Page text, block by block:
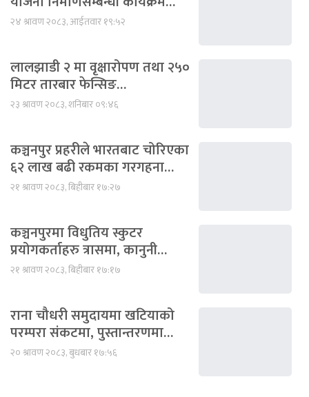
२४ श्रावण २०८३, आईतवार १९:५२
लालझाडी २ मा वृक्षारोपण तथा २५०
मिटर तारबार फेन्सिङ…
२३ श्रावण २०८३, शनिबार ०९:४६
कञ्चनपुर प्रहरीले भारतबाट चोरिएका
६२ लाख बढी रकमका गरगहना…
२१ श्रावण २०८३, बिहीबार १७:२७
कञ्चनपुरमा विधुतिय स्कुटर
प्रयोगकर्ताहरु त्रासमा, कानुनी…
२१ श्रावण २०८३, बिहीबार १७:१७
राना चौधरी समुदायमा खटियाको
परम्परा संकटमा, पुस्तान्तरणमा…
२० श्रावण २०८३, बुधबार १७:५६